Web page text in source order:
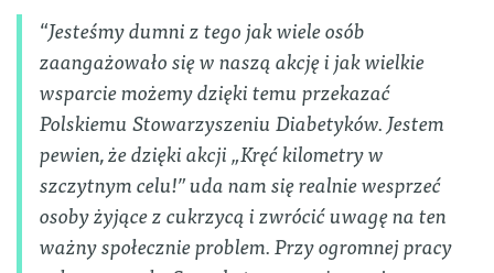
“Jesteśmy dumni z tego jak wiele osób
zaangażowało się w naszą akcję i jak wielkie
wsparcie możemy dzięki temu przekazać
Polskiemu Stowarzyszeniu Diabetyków. Jestem
pewien, że dzięki akcji „Kręć kilometry w
szczytnym celu!” uda nam się realnie wesprzeć
osoby żyjące z cukrzycą i zwrócić uwagę na ten
ważny społecznie problem. Przy ogromnej pracy